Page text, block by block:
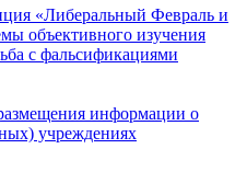
«Либеральный Февраль и
объективного изучения
с фальсификациями
информации о
учреждениях